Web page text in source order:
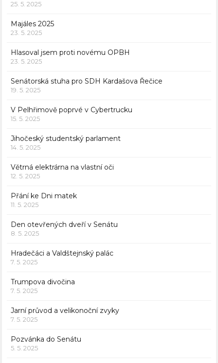
25. 5. 2025
Majáles 2025
23. 5. 2025
Hlasoval jsem proti novému OPBH
23. 5. 2025
Senátorská stuha pro SDH Kardašova Řečice
19. 5. 2025
V Pelhřimově poprvé v Cybertrucku
15. 5. 2025
Jihočeský studentský parlament
14. 5. 2025
Větrná elektrárna na vlastní oči
12. 5. 2025
Přání ke Dni matek
11. 5. 2025
Den otevřených dveří v Senátu
8. 5. 2025
Hradečáci a Valdštejnský palác
7. 5. 2025
Trumpova divočina
7. 5. 2025
Jarní průvod a velikonoční zvyky
7. 5. 2025
Pozvánka do Senátu
5. 5. 2025